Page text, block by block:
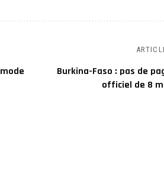
Burkina-Faso : pas de
officiel de 8